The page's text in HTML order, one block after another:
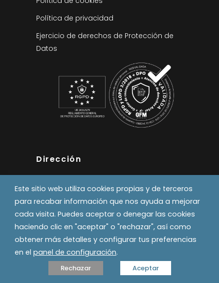
Política de privacidad
Ejercicio de derechos de Protección de
Datos
Dirección
Pol. Industrial Errekaldea
Calle A, naves 6 y 8
31191 - Beriain
T. 948 18 92 43
comalsl@comalsl.com
Este sitio web utiliza cookies propias y de terceros
para recabar información que nos ayuda a mejorar
cada visita. Puedes aceptar o denegar las cookies
haciendo clic en "aceptar" o "rechazar", así como
obtener más detalles y configurar tus preferencias
en el panel de configuración.
Rechazar Aceptar